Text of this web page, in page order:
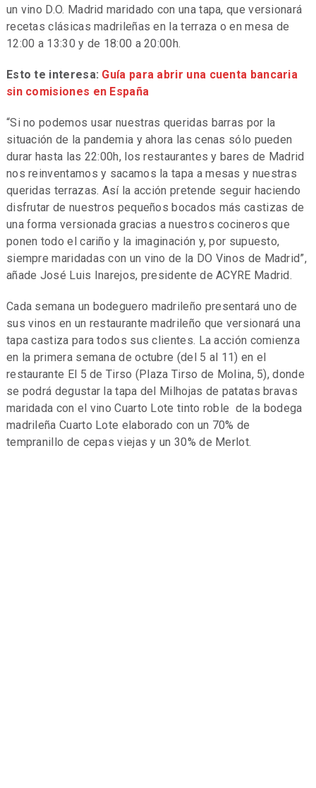
un vino D.O. Madrid maridado con una tapa, que versionará
recetas clásicas madrileñas en la terraza o en mesa de
12:00 a 13:30 y de 18:00 a 20:00h.
Esto te interesa: Guía para abrir una cuenta bancaria
sin comisiones en España
“Si no podemos usar nuestras queridas barras por la
situación de la pandemia y ahora las cenas sólo pueden
durar hasta las 22:00h, los restaurantes y bares de Madrid
nos reinventamos y sacamos la tapa a mesas y nuestras
queridas terrazas. Así la acción pretende seguir haciendo
disfrutar de nuestros pequeños bocados más castizas de
una forma versionada gracias a nuestros cocineros que
ponen todo el cariño y la imaginación y, por supuesto,
siempre maridadas con un vino de la DO Vinos de Madrid”,
añade José Luis Inarejos, presidente de ACYRE Madrid.
Cada semana un bodeguero madrileño presentará uno de
sus vinos en un restaurante madrileño que versionará una
tapa castiza para todos sus clientes. La acción comienza
en la primera semana de octubre (del 5 al 11) en el
restaurante El 5 de Tirso (Plaza Tirso de Molina, 5), donde
se podrá degustar la tapa del Milhojas de patatas bravas
maridada con el vino Cuarto Lote tinto roble de la bodega
madrileña Cuarto Lote elaborado con un 70% de
tempranillo de cepas viejas y un 30% de Merlot.